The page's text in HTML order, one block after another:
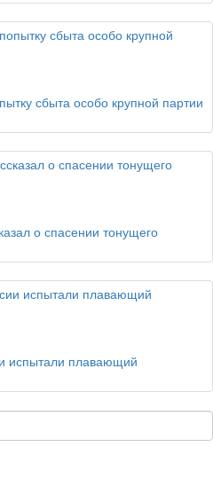
сбыта особо крупной партии
о спасении тонущего
испытали плавающий